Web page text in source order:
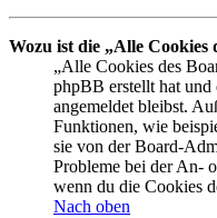
Wozu ist die „Alle Cookies
„Alle Cookies des
phpBB erstellt hat und
angemeldet bleibst.
Funktionen, wie
sie von der Board-
Probleme bei der An-
wenn du die Cookies
Nach oben